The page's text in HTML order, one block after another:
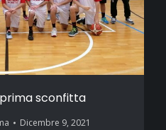
sconfitta
Dicembre 9, 2021